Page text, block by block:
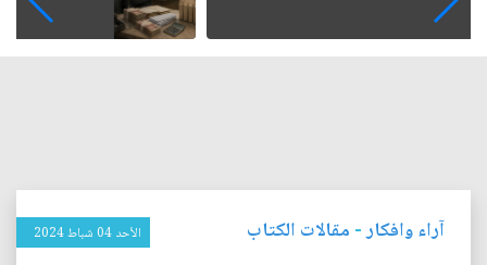
آراء وافكار- مقالات الكتاب الأحد 04 شباط 2024